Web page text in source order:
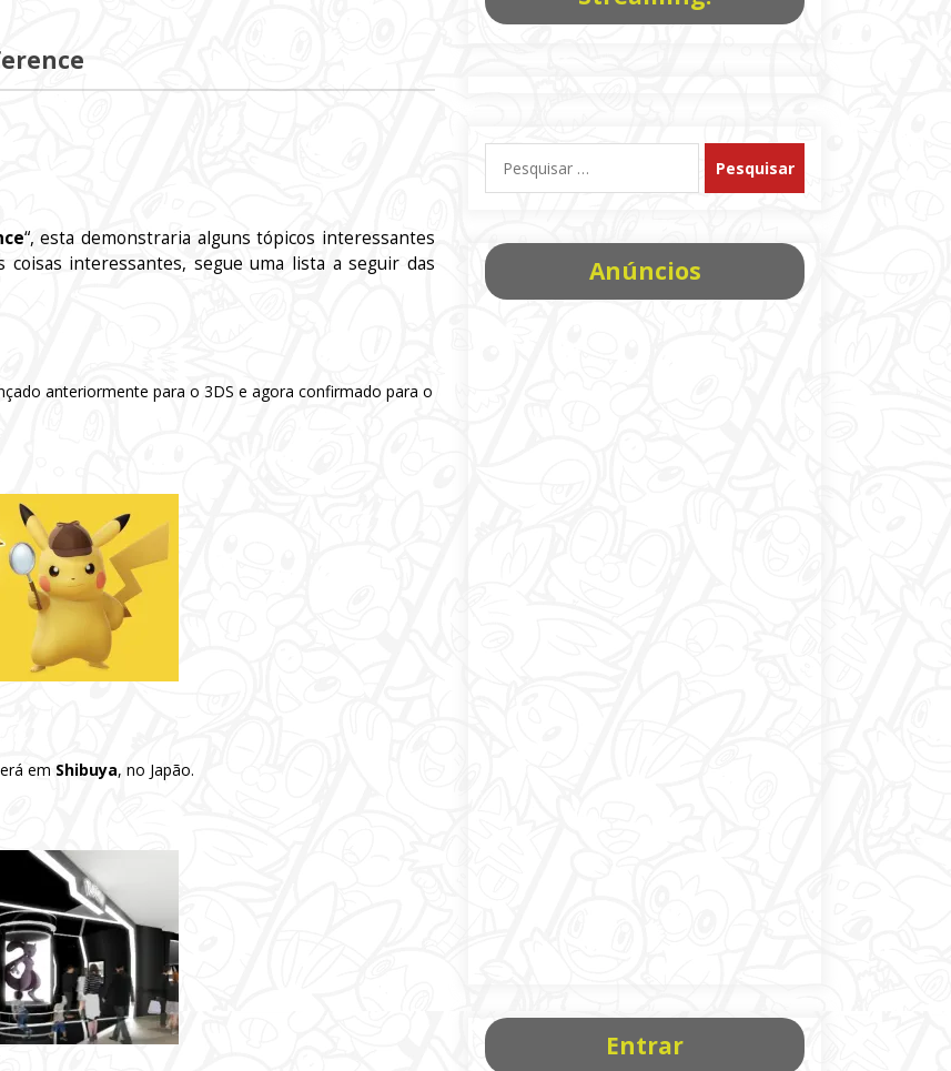
“, esta demonstraria alguns tópicos interessantes
coisas interessantes, segue uma lista a seguir das
anteriormente para o 3DS e agora confirmado para o
em Shibuya, no Japão.
por:
Anúncios
Entrar